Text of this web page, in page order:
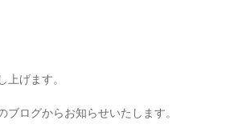
上げます。
ログからお知らせいたします。